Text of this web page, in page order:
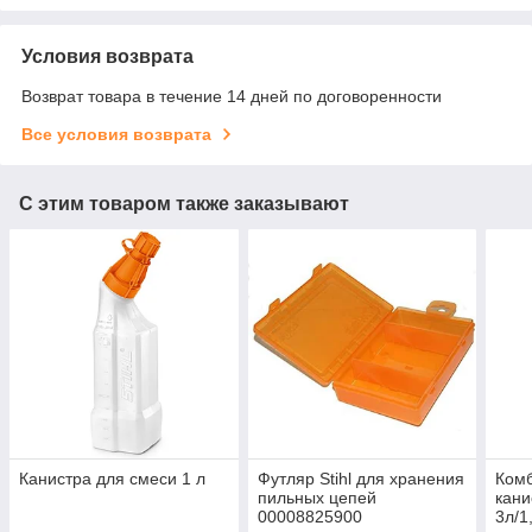
Условия возврата
Возврат товара в течение 14 дней по договоренности
Все условия возврата
С этим товаром также заказывают
Канистра для смеси 1 л
Футляр Stihl для хранения
пильных цепей
00008825900
3л/